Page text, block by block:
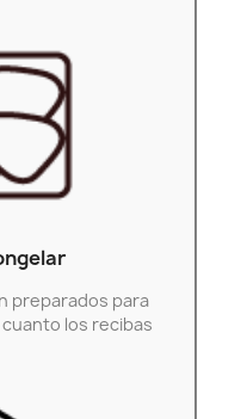
preparados para
los recibas